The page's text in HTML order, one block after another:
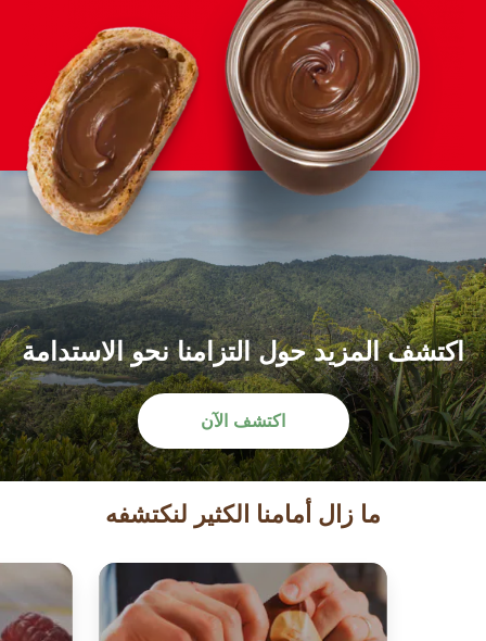
اكتشف المزيد حول التزامنا نحو الاستدامة
اكتشف الآن
ما زال أمامنا الكثير لنكتشفه